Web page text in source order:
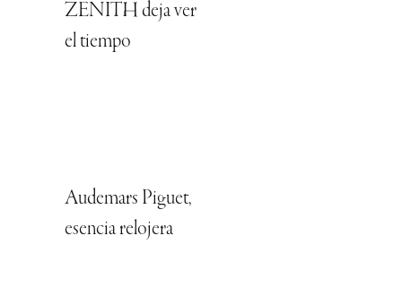
ZENITH deja ver
el tiempo
Audemars Piguet,
esencia relojera